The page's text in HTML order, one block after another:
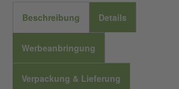
Beschreibung Details
Werbeanbringung
Verpackung & Lieferung